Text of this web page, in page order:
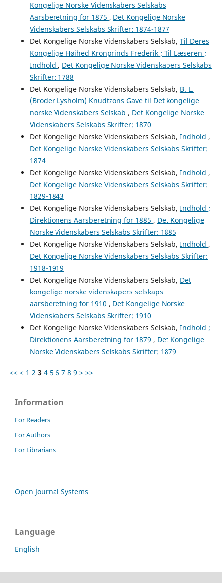
Kongelige Norske Videnskabers Selskabs
Aarsberetning for 1875 , Det Kongelige Norske
Videnskabers Selskabs Skrifter: 1874-1877
Det Kongelige Norske Videnskabers Selskab, Til Deres
Kongelige Høihed Kronprinds Frederik ; Til Læseren ;
Indhold , Det Kongelige Norske Videnskabers Selskabs
Skrifter: 1788
Det Kongelige Norske Videnskabers Selskab, B. L.
(Broder Lysholm) Knudtzons Gave til Det kongelige
norske Videnskabers Selskab , Det Kongelige Norske
Videnskabers Selskabs Skrifter: 1870
Det Kongelige Norske Videnskabers Selskab, Indhold ,
Det Kongelige Norske Videnskabers Selskabs Skrifter:
1874
Det Kongelige Norske Videnskabers Selskab, Indhold ,
Det Kongelige Norske Videnskabers Selskabs Skrifter:
1829-1843
Det Kongelige Norske Videnskabers Selskab, Indhold ;
Direktionens Aarsberetning for 1885 , Det Kongelige
Norske Videnskabers Selskabs Skrifter: 1885
Det Kongelige Norske Videnskabers Selskab, Indhold ,
Det Kongelige Norske Videnskabers Selskabs Skrifter:
1918-1919
Det Kongelige Norske Videnskabers Selskab, Det
kongelige norske videnskapers selskaps
aarsberetning for 1910 , Det Kongelige Norske
Videnskabers Selskabs Skrifter: 1910
Det Kongelige Norske Videnskabers Selskab, Indhold ;
Direktionens Aarsberetning for 1879 , Det Kongelige
Norske Videnskabers Selskabs Skrifter: 1879
<< < 1 2 3 4 5 6 7 8 9 > >>
Information
For Readers
For Authors
For Librarians
Open Journal Systems
Language
English